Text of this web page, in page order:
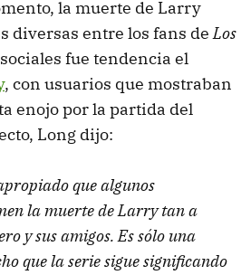
la muerte de Larry
diversas entre los fans deLos
fue tendencia el
, con usuarios que mostraban
enojo por la partida del
Long dijo:
que algunos
la muerte de Larry tan a
y sus amigos. Es sólo una
que la serie sigue significando